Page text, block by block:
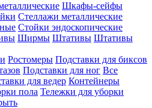
Шкафы-сейфы
Стеллажи металлические
Стойки эндоскопические
Ширмы Штативы Штативы
Ростомеры Подставки для биксов
Подставки для ног Все
для ведер Контейнеры
пола Тележки для уборки